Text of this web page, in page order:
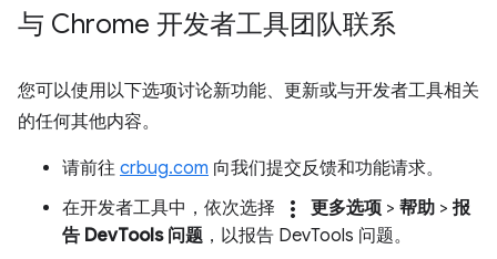
与 Chrome 开发者工具团队联系
您可以使用以下选项讨论新功能、更新或与开发者工具相关
的任何其他内容。
请前往 crbug.com 向我们提交反馈和功能请求。
在开发者工具中，依次选择
more_vert 更多选项 > 帮助 > 报
告 DevTools 问题 ，以报告 DevTools 问题。